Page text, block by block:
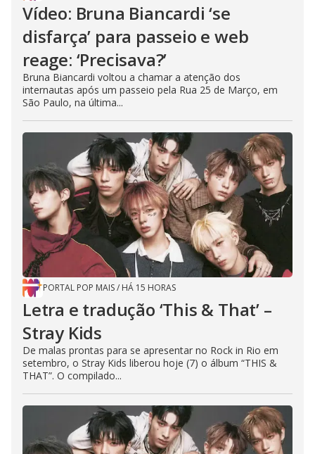
Vídeo: Bruna Biancardi ‘se
disfarça’ para passeio e web
reage: ‘Precisava?’
Bruna Biancardi voltou a chamar a atenção dos
internautas após um passeio pela Rua 25 de Março, em
São Paulo, na última...
PORTAL POP MAIS/ HÁ 15 HORAS
Letra e tradução ‘This & That’ –
Stray Kids
De malas prontas para se apresentar no Rock in Rio em
setembro, o Stray Kids liberou hoje (7) o álbum “THIS &
THAT”. O compilado...